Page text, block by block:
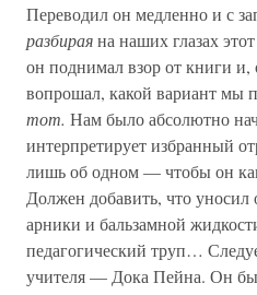
Переводил он медленно и с
разбираяна наших глазах
он поднимал взор от книги и,
вопрошал, какой вариант мы
тот. Нам было абсолютно
интерпретирует избранный
лишь об одном — чтобы он
Должен добавить, что уносил
арники и бальзамной
педагогический труп…
учителя — Дока Пейна. Он